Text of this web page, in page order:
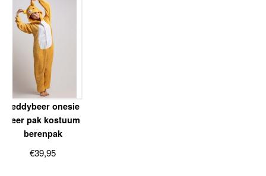
Teddybeer onesie
beer pak kostuum
berenpak
€39,95